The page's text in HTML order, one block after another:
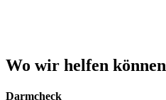
Wo wir helfen können
Darmcheck